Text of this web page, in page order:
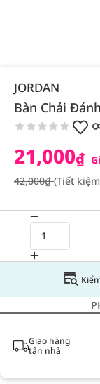
JORDAN
Bàn Chải
21,000₫
42,000₫(Tiết
Giao hàng
tận nhà